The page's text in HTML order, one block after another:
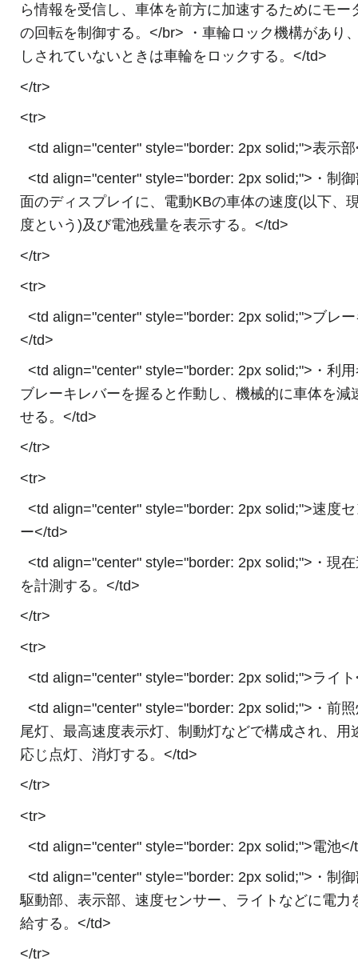
ら情報を受信し、車体を前方に加速するためにモー
の回転を制御する。</br> ・車輪ロック機構があり
しされていないときは車輪をロックする。</td>
</tr>
<tr>
<td align="center" style="border: 2px solid;">表示
<td align="center" style="border: 2px solid;">・制
面のディスプレイに、電動KBの車体の速度(以下、
度という)及び電池残量を表示する。</td>
</tr>
<tr>
<td align="center" style="border: 2px solid;">ブレ
</td>
<td align="center" style="border: 2px solid;">・利
ブレーキレバーを握ると作動し、機械的に車体を減
せる。</td>
</tr>
<tr>
<td align="center" style="border: 2px solid;">速度
ー</td>
<td align="center" style="border: 2px solid;">・現
を計測する。</td>
</tr>
<tr>
<td align="center" style="border: 2px solid;">ライ
<td align="center" style="border: 2px solid;">・前
尾灯、最高速度表示灯、制動灯などで構成され、用
応じ点灯、消灯する。</td>
</tr>
<tr>
<td align="center" style="border: 2px solid;">電池</
<td align="center" style="border: 2px solid;">・制
駆動部、表示部、速度センサー、ライトなどに電力
給する。</td>
</tr>